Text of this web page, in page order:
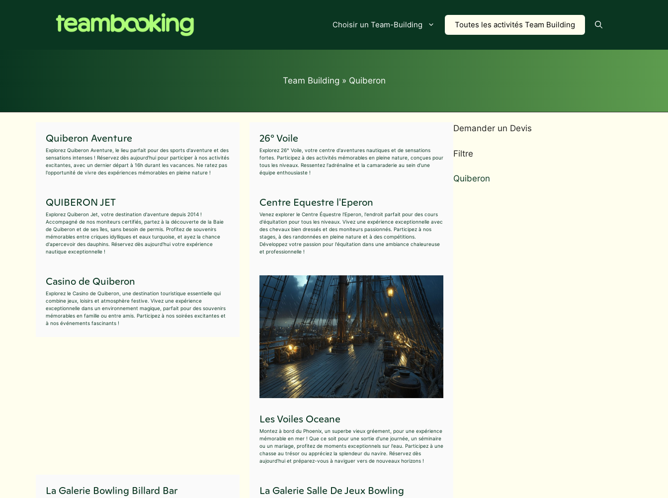
Choisir un Team-Building Toutes les activités Team Building
Team Building » Quiberon
Quiberon Aventure
Explorez Quiberon Aventure, le lieu parfait pour des sports d'aventure et des
sensations intenses ! Réservez dès aujourd'hui pour participer à nos activités
excitantes, avec un dernier départ à 16h durant les vacances. Ne ratez pas
l'opportunité de vivre des expériences mémorables en pleine nature !
26° Voile
Explorez 26° Voile, votre centre d'aventures nautiques et de sensations
fortes. Participez à des activités mémorables en pleine nature, conçues pour
tous les niveaux. Ressentez l'adrénaline et la camaraderie au sein d'une
équipe enthousiaste !
QUIBERON JET
Explorez Quiberon Jet, votre destination d'aventure depuis 2014 !
Accompagné de nos moniteurs certifiés, partez à la découverte de la Baie
de Quiberon et de ses îles, sans besoin de permis. Profitez de souvenirs
mémorables entre criques idylliques et eaux turquoise, et ayez la chance
d'apercevoir des dauphins. Réservez dès aujourd'hui votre expérience
nautique exceptionnelle !
Centre Equestre l'Eperon
Venez explorer le Centre Équestre l'Eperon, l'endroit parfait pour des cours
d'équitation pour tous les niveaux. Vivez une expérience exceptionnelle avec
des chevaux bien dressés et des moniteurs passionnés. Participez à nos
stages, à des randonnées en pleine nature et à des compétitions.
Développez votre passion pour l'équitation dans une ambiance chaleureuse
et professionnelle !
Casino de Quiberon
Explorez le Casino de Quiberon, une destination touristique essentielle qui
combine jeux, loisirs et atmosphère festive. Vivez une expérience
exceptionnelle dans un environnement magique, parfait pour des souvenirs
mémorables en famille ou entre amis. Participez à nos soirées excitantes et
à nos événements fascinants !
Les Voiles Oceane
Montez à bord du Phoenix, un superbe vieux gréement, pour une expérience
mémorable en mer ! Que ce soit pour une sortie d'une journée, un séminaire
ou un mariage, profitez de moments exceptionnels sur l'eau. Participez à une
chasse au trésor ou appréciez la splendeur du navire. Réservez dès
aujourd'hui et préparez-vous à naviguer vers de nouveaux horizons !
La Galerie Bowling Billard Bar La Galerie Salle De Jeux Bowling
Demander un Devis
Filtre
Quiberon